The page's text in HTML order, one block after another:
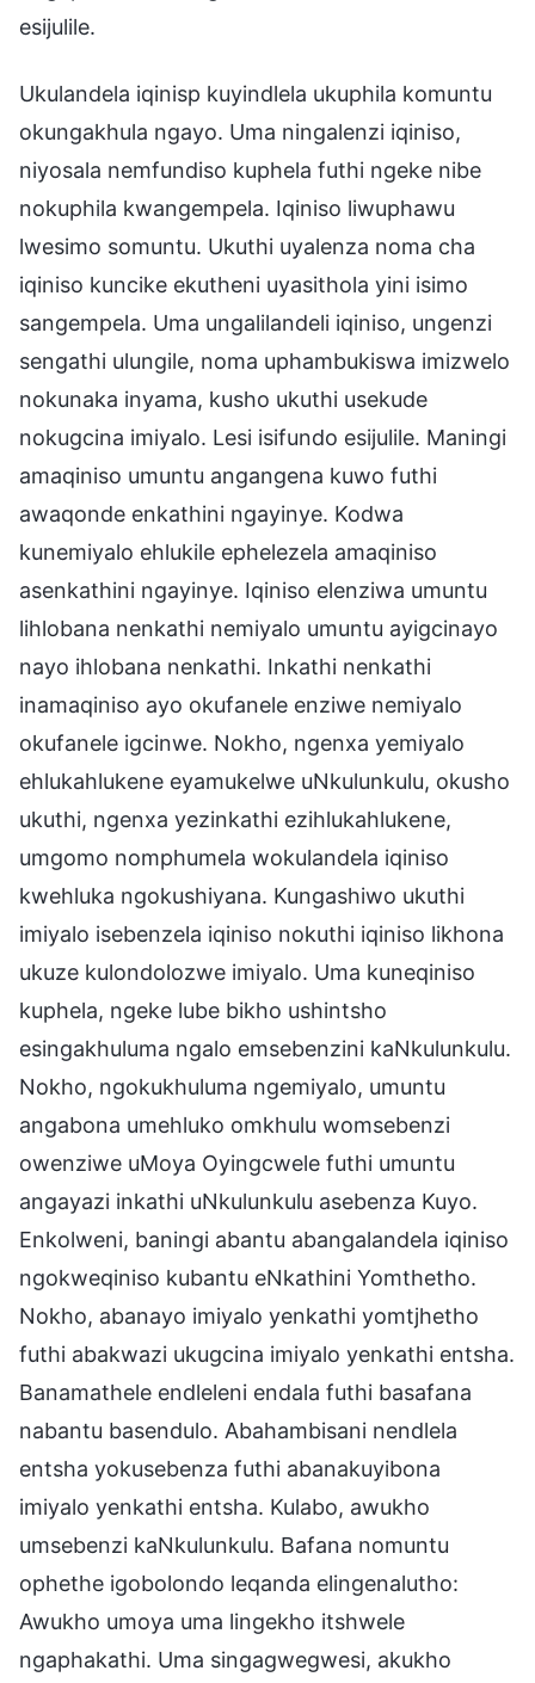
esijulile.
Ukulandela iqinisp kuyindlela ukuphila komuntu
okungakhula ngayo. Uma ningalenzi iqiniso,
niyosala nemfundiso kuphela futhi ngeke nibe
nokuphila kwangempela. Iqiniso liwuphawu
lwesimo somuntu. Ukuthi uyalenza noma cha
iqiniso kuncike ekutheni uyasithola yini isimo
sangempela. Uma ungalilandeli iqiniso, ungenzi
sengathi ulungile, noma uphambukiswa imizwelo
nokunaka inyama, kusho ukuthi usekude
nokugcina imiyalo. Lesi isifundo esijulile. Maningi
amaqiniso umuntu angangena kuwo futhi
awaqonde enkathini ngayinye. Kodwa
kunemiyalo ehlukile ephelezela amaqiniso
asenkathini ngayinye. Iqiniso elenziwa umuntu
lihlobana nenkathi nemiyalo umuntu ayigcinayo
nayo ihlobana nenkathi. Inkathi nenkathi
inamaqiniso ayo okufanele enziwe nemiyalo
okufanele igcinwe. Nokho, ngenxa yemiyalo
ehlukahlukene eyamukelwe uNkulunkulu, okusho
ukuthi, ngenxa yezinkathi ezihlukahlukene,
umgomo nomphumela wokulandela iqiniso
kwehluka ngokushiyana. Kungashiwo ukuthi
imiyalo isebenzela iqiniso nokuthi iqiniso likhona
ukuze kulondolozwe imiyalo. Uma kuneqiniso
kuphela, ngeke lube bikho ushintsho
esingakhuluma ngalo emsebenzini kaNkulunkulu.
Nokho, ngokukhuluma ngemiyalo, umuntu
angabona umehluko omkhulu womsebenzi
owenziwe uMoya Oyingcwele futhi umuntu
angayazi inkathi uNkulunkulu asebenza Kuyo.
Enkolweni, baningi abantu abangalandela iqiniso
ngokweqiniso kubantu eNkathini Yomthetho.
Nokho, abanayo imiyalo yenkathi yomtjhetho
futhi abakwazi ukugcina imiyalo yenkathi entsha.
Banamathele endleleni endala futhi basafana
nabantu basendulo. Abahambisani nendlela
entsha yokusebenza futhi abanakuyibona
imiyalo yenkathi entsha. Kulabo, awukho
umsebenzi kaNkulunkulu. Bafana nomuntu
ophethe igobolondo leqanda elingenalutho:
Awukho umoya uma lingekho itshwele
ngaphakathi. Uma singagwegwesi, akukho